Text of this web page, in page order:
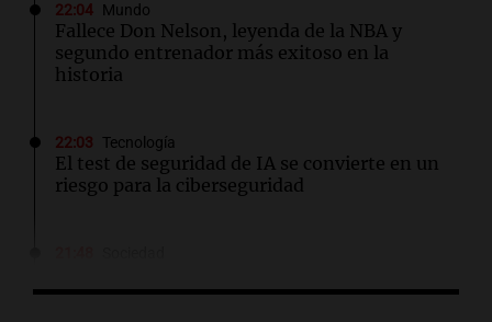
22:04 Mundo
Fallece Don Nelson, leyenda de la NBA y
segundo entrenador más exitoso en la
historia
22:03 Tecnología
El test de seguridad de IA se convierte en un
riesgo para la ciberseguridad
millones de dólares se repartirán entre 44